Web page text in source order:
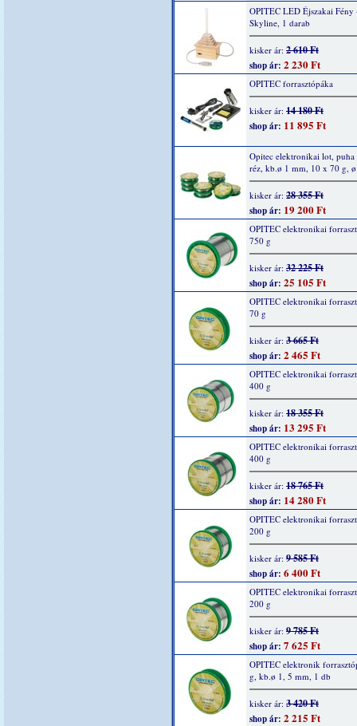
OPITEC LED Éjszakai Fény
Skyline, 1 darab
kisker ár: 2 610 Ft
shop ár: 2 230 Ft
OPITEC forrasztópáka
kisker ár: 14 180 Ft
shop ár: 11 895 Ft
Opitec elektronikai lot, puha
réz, kb.ø 1 mm, 10 x 70 g,
kisker ár: 28 355 Ft
shop ár: 19 200 Ft
OPITEC elektronikai
750 g
kisker ár: 32 225 Ft
shop ár: 25 105 Ft
OPITEC elektronikai
70 g
kisker ár: 3 665 Ft
shop ár: 2 465 Ft
OPITEC elektronikai
400 g
kisker ár: 18 355 Ft
shop ár: 13 295 Ft
OPITEC elektronikai
400 g
kisker ár: 18 765 Ft
shop ár: 14 280 Ft
OPITEC elektronikai
200 g
kisker ár: 9 585 Ft
shop ár: 6 400 Ft
OPITEC elektronikai
200 g
kisker ár: 9 785 Ft
shop ár: 7 625 Ft
OPITEC elektronik
g, kb.ø 1, 5 mm, 1 db
kisker ár: 3 420 Ft
shop ár: 2 215 Ft